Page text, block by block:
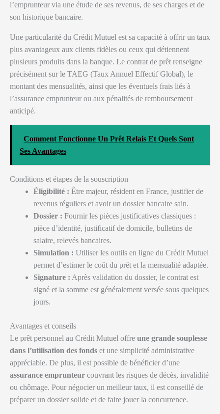
l’emprunteur via une étude de ses revenus, de ses charges et de
son historique bancaire.
Une particularité du Crédit Mutuel est sa capacité à offrir un taux
plus avantageux aux clients fidèles ou ceux qui détiennent
plusieurs produits dans la banque. Le contrat de prêt renseigne
précisément sur le TAEG (Taux Annuel Effectif Global), le
montant des mensualités, ainsi que les éventuels frais liés à
l’assurance emprunteur ou aux pénalités de remboursement
anticipé.
Comment Fonctionne Un Prêt Relais Et Quels Sont
Ses Avantages
Conditions et étapes de la souscription
Éligibilité : Être majeur, résident en France, justifier de
revenus réguliers et avoir un dossier bancaire sain.
Dossier : Fournir les pièces justificatives classiques :
pièce d’identité, justificatif de domicile, bulletins de
salaire, relevés bancaires.
Simulation : Utiliser les outils en ligne du Crédit Mutuel
permet d’estimer le coût du prêt et la mensualité adaptée.
Signature : Après validation du dossier, le contrat est
signé et la somme est généralement versée sous quelques
jours.
Avantages et conseils
Le prêt personnel au Crédit Mutuel offre une grande souplesse
dans l’utilisation des fonds et une simplicité administrative
appréciable. De plus, il est possible de bénéficier d’une
assurance emprunteur couvrant les risques de décès, invalidité
ou chômage. Pour négocier un meilleur taux, il est conseillé de
préparer un dossier solide et de faire jouer la concurrence.